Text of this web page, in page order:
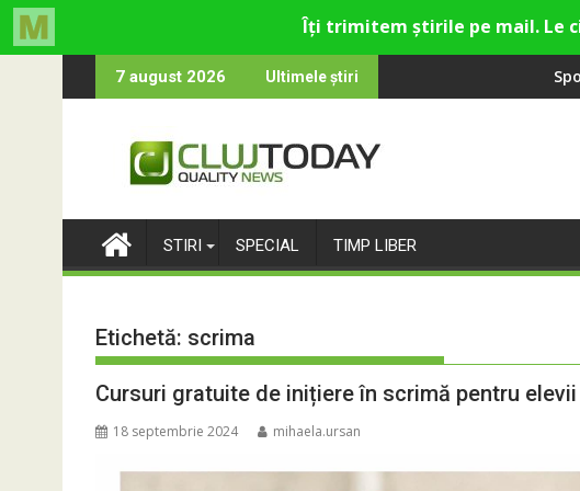
to
7 august 2026 Ultimele știri
cultural și de divertisment din Cluj-Napoca
devine o întrebare SportinCluj: Cine este
STIRI SPECIAL TIMP LIBER
Etichetă: scrima
Cursuri gratuite de inițiere în scrimă pentru
18 septembrie 2024 mihaela.ursan